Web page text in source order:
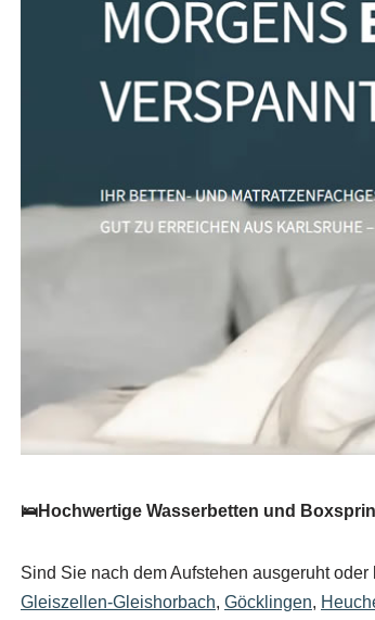
🛌Hochwertige Wasserbetten und
Sind Sie nach dem Aufstehen ausgeruht
Gleiszellen-Gleishorbach, Göcklingen,